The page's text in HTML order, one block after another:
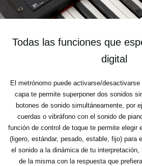
Todas las funciones que
digital
El metrónomo puede activarse/
capa te permite superponer dos sonidos
botones de sonido simultáneamente, por
cuerdas o vibráfono con el sonido de
función de control de toque te permite elegir
(ligero, estándar, pesado, estable, fijo) para
el sonido a la dinámica de tu
de la misma con la respuesta que